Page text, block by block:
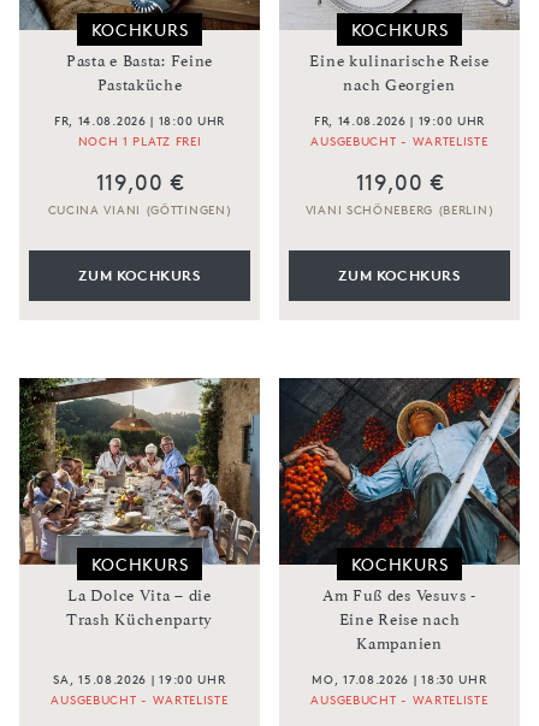
KOCHKURS
Pasta e Basta: Feine
Pastaküche
FR, 14.08.2026 | 18:00 UHR
NOCH 1 PLATZ FREI
119,00 €
CUCINA VIANI (GÖTTINGEN)
ZUM KOCHKURS
KOCHKURS
Eine kulinarische Reise
nach Georgien
FR, 14.08.2026 | 19:00 UHR
AUSGEBUCHT - WARTELISTE
119,00 €
VIANI SCHÖNEBERG (BERLIN)
ZUM KOCHKURS
KOCHKURS
La Dolce Vita – die
Trash Küchenparty
SA, 15.08.2026 | 19:00 UHR
AUSGEBUCHT - WARTELISTE
KOCHKURS
Am Fuß des Vesuvs -
Eine Reise nach
Kampanien
MO, 17.08.2026 | 18:30 UHR
AUSGEBUCHT - WARTELISTE